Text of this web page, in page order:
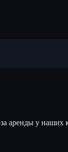
аренды у